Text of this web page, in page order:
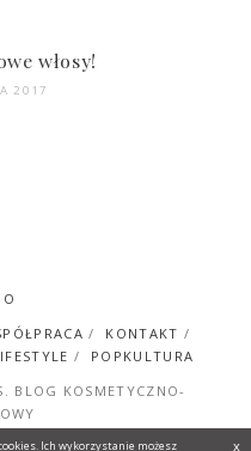
włosy!
2017
KONTAKT
POPKULTURA
BLOG KOSMETYCZNO-
Ich wykorzystanie możesz x